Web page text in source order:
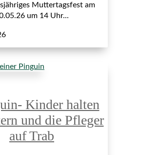
Muttertagsfest am
um 14 Uhr...
Kinder halten
und die Pfleger
auf Trab